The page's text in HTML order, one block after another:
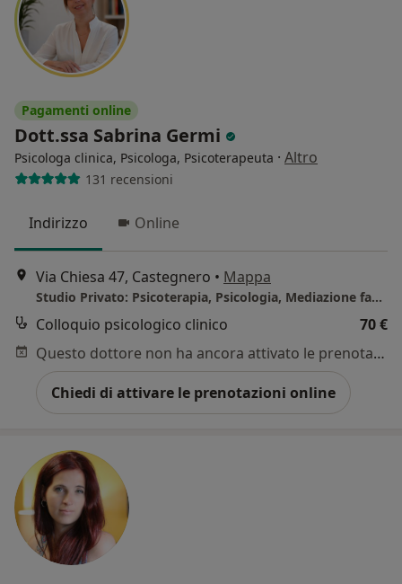
Pagamenti online
Dott.ssa Sabrina Germi
Psicologa clinica, Psicologa, Psicoterapeuta · Altro
131 recensioni
Indirizzo Online
Via Chiesa 47, Castegnero • Mappa
Studio Privato: Psicoterapia, Psicologia, Mediazione familiare e Pedagogia dello sviluppo _ Castegnero dott.ssa Sabrina Germi
Colloquio psicologico clinico
70 €
Questo dottore non ha ancora attivato le prenotazioni online presso questo indirizzo.
Chiedi di attivare le prenotazioni online